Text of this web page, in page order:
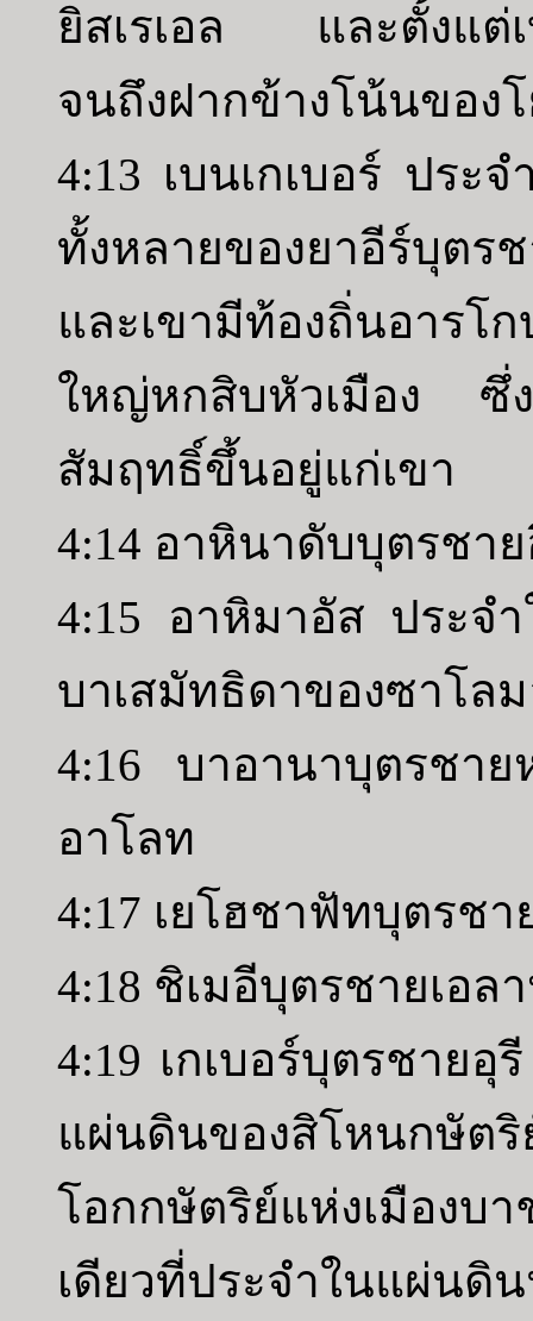
ยิสเรเอล และตั้งแต่เ
จนถึงฝากข้างโน้นของ
4:13 เบนเกเบอร์ ประ
ทั้งหลายของยาอีร์บุตร
และเขามีท้องถิ่นอาร
ใหญ่หกสิบหัวเมือง ซึ่
สัมฤทธิ์ขึ้นอยู่แก่เขา
4:14 อาหินาดับบุตรชา
4:15 อาหิมาอัส ประจ
บาเสมัทธิดาของซาโล
4:16 บาอานาบุตรชาย
อาโลท
4:17 เยโฮชาฟัทบุตรช
4:18 ชิเมอีบุตรชายเอล
4:19 เกเบอร์บุตรชาย
แผ่นดินของสิโหนกษัตริ
โอกกษัตริย์แห่งเมือ
เดียวที่ประจำในแผ่นดิ